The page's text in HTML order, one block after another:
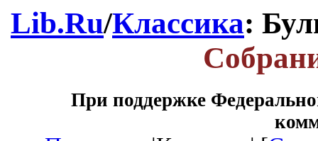
Lib.Ru/Классика:
При поддержке